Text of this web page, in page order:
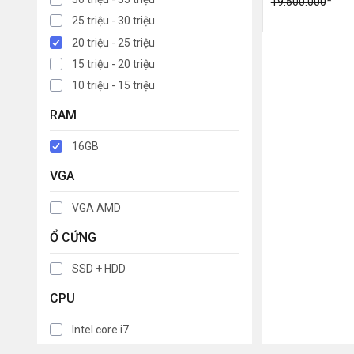
25 triệu - 30 triệu
20 triệu - 25 triệu
15 triệu - 20 triệu
10 triệu - 15 triệu
RAM
16GB
VGA
VGA AMD
Ổ CỨNG
SSD + HDD
CPU
Intel core i7